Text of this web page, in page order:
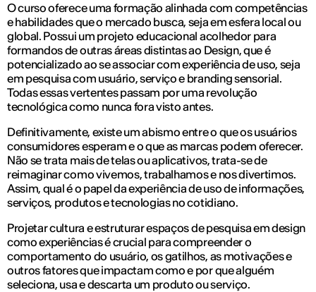
O curso oferece uma formação alinhada com competências
e habilidades que o mercado busca, seja em esfera local ou
global. Possui um projeto educacional acolhedor para
formandos de outras áreas distintas ao Design, que é
potencializado ao se associar com experiência de uso, seja
em pesquisa com usuário, serviço e branding sensorial.
Todas essas vertentes passam por uma revolução
tecnológica como nunca fora visto antes.
Definitivamente, existe um abismo entre o que os usuários
consumidores esperam e o que as marcas podem oferecer.
Não se trata mais de telas ou aplicativos, trata-se de
reimaginar como vivemos, trabalhamos e nos divertimos.
Assim, qual é o papel da experiência de uso de informações,
serviços, produtos e tecnologias no cotidiano.
Projetar cultura e estruturar espaços de pesquisa em design
como experiências é crucial para compreender o
comportamento do usuário, os gatilhos, as motivações e
outros fatores que impactam como e por que alguém
seleciona, usa e descarta um produto ou serviço.